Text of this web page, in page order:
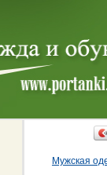
Мужская